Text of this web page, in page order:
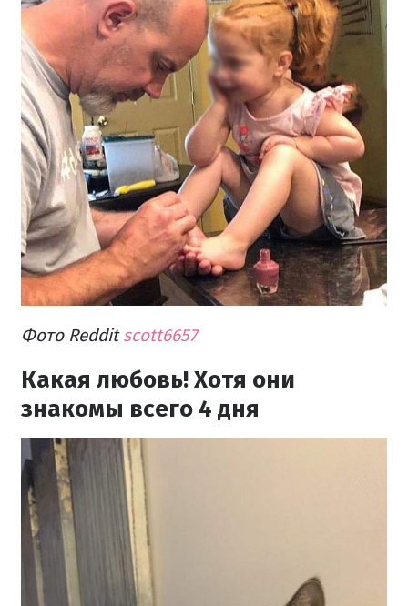
Фото Redditscott6657
Какая любовь! Хотя они
знакомы всего 4 дня